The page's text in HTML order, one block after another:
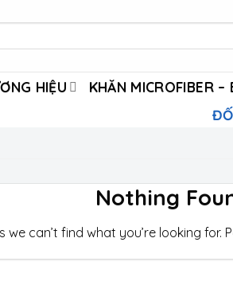
HIỆU KHĂN MICROFIBER –
Nothing
we can’t find what you’re looking for.